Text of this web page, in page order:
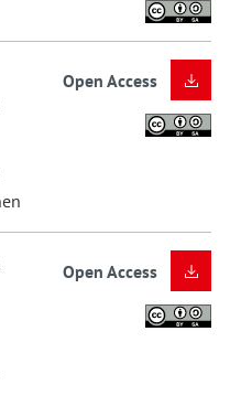
Open Access
Open Access